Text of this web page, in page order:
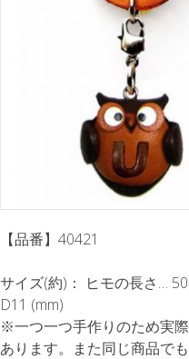
【品番】40421
サイズ(約)： ヒモの長さ…
D11 (mm)
※一つ一つ手作りのため実
あります。また同じ商品で